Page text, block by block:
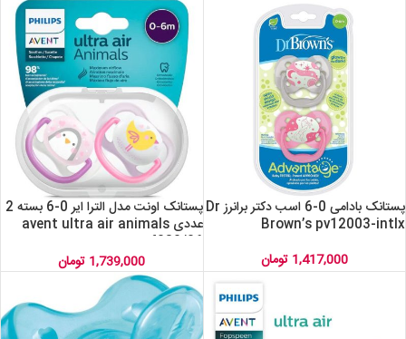
پستانک بادامی 0-6 اسب دکتر برانرز Dr
Brown’s pv12003-intlx
1,417,000 تومان
پستانک اونت مدل الترا ایر 0-6 بسته 2
عددی avent ultra air animals
scf080/06
1,739,000 تومان